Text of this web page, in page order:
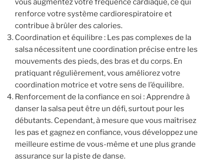
vous augmentez votre fréquence cardiaque, ce qui
renforce votre système cardiorespiratoire et
contribue à brûler des calories.
Coordination et équilibre : Les pas complexes de la
salsa nécessitent une coordination précise entre les
mouvements des pieds, des bras et du corps. En
pratiquant régulièrement, vous améliorez votre
coordination motrice et votre sens de l’équilibre.
Renforcement de la confiance en soi : Apprendre à
danser la salsa peut être un défi, surtout pour les
débutants. Cependant, à mesure que vous maîtrisez
les pas et gagnez en confiance, vous développez une
meilleure estime de vous-même et une plus grande
assurance sur la piste de danse.